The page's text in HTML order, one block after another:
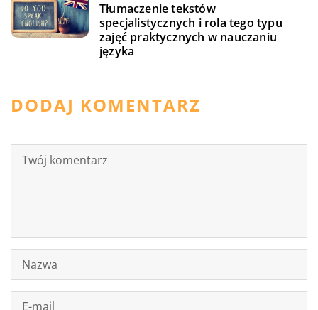
Tłumaczenie tekstów
specjalistycznych i rola tego typu
zajęć praktycznych w nauczaniu
języka
DODAJ KOMENTARZ